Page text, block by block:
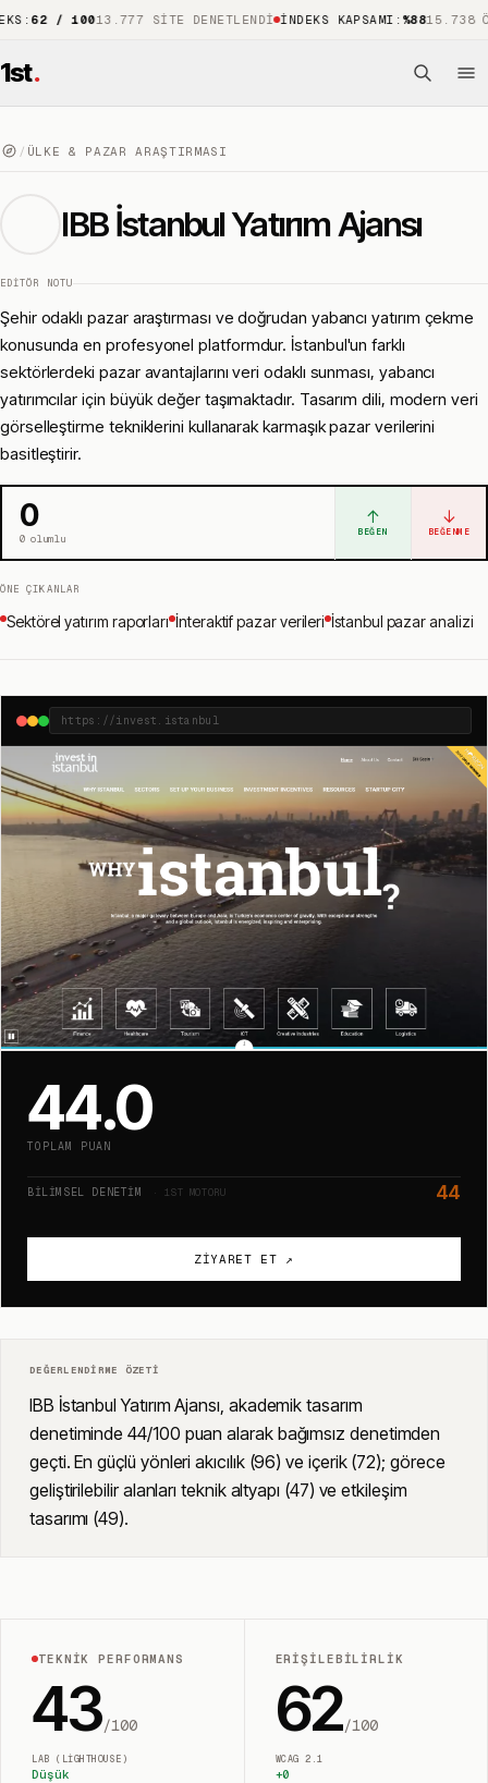
/ 100 13.777 SITE DENETLENDI İNDEKS KAPSAMI:%8815.738 ÖNE
1st.
/ ÜLKE & PAZAR ARAŞTIRMASI
IBB İstanbul Yatırım Ajansı
EDITÖR NOTU
Şehir odaklı pazar araştırması ve doğrudan yabancı yatırım çekme
konusunda en profesyonel platformdur. İstanbul'un farklı
sektörlerdeki pazar avantajlarını veri odaklı sunması, yabancı
yatırımcılar için büyük değer taşımaktadır. Tasarım dili, modern veri
görselleştirme tekniklerini kullanarak karmaşık pazar verilerini
basitleştirir.
0
0olumlu
↑
BEĞEN
↓
BEĞENME
ÖNE ÇIKANLAR
Sektörel yatırım raporları İnteraktif pazar verileri İstanbul pazar analizi
https://invest.istanbul
44.0
TOPLAM PUAN
BILIMSEL DENETIM · 1ST MOTORU 44
ZIYARET ET ↗
DEĞERLENDIRME ÖZETI
IBB İstanbul Yatırım Ajansı, akademik tasarım
denetiminde 44/100 puan alarak bağımsız denetimden
geçti. En güçlü yönleri akıcılık (96) ve içerik (72); görece
geliştirilebilir alanları teknik altyapı (47) ve etkileşim
tasarımı (49).
TEKNIK PERFORMANS
43/100
LAB (LIGHTHOUSE)
Düşük
ERIŞILEBILIRLIK
62/100
WCAG 2.1
+0